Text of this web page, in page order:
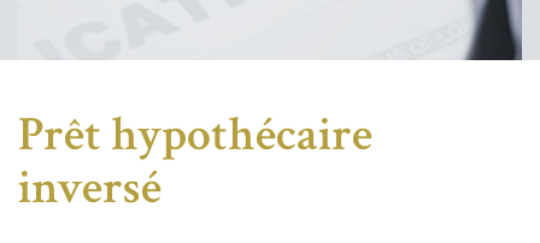
Prêt hypothécaire
inversé